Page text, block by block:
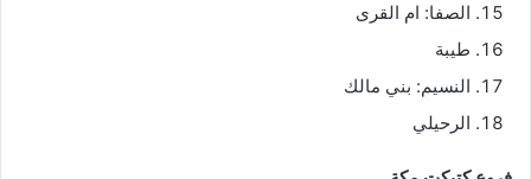
الصفا: ام القرى
طيبة
النسيم: بني مالك
الرحيلي